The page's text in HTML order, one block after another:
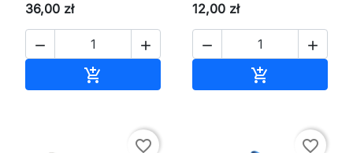
36,00 zł
 

12,00 zł
 

favorite_border favorite_border